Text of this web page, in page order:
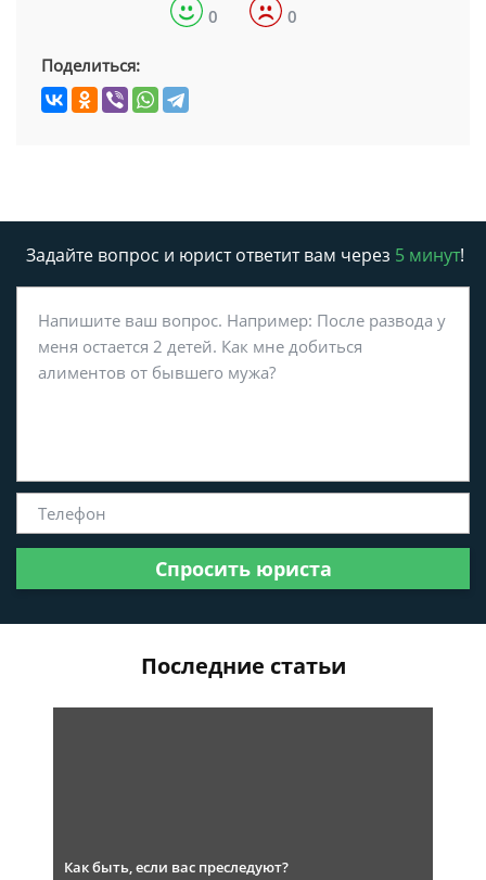
0 0
Поделиться:
Задайте вопрос и юрист ответит вам через 5 минут!
Спросить юриста
Последние статьи
Как быть, если вас преследуют?